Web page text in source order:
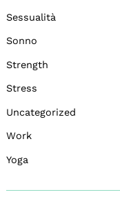
Sessualità
Sonno
Strength
Stress
Uncategorized
Work
Yoga